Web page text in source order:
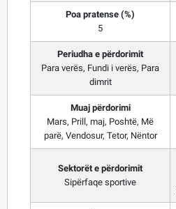
Poa pratense (%)
5
Periudha e përdorimit
Para verës, Fundi i verës, Para
dimrit
Muaj përdorimi
Mars, Prill, maj, Poshtë, Më
parë, Vendosur, Tetor, Nëntor
Sektorët e përdorimit
Sipërfaqe sportive